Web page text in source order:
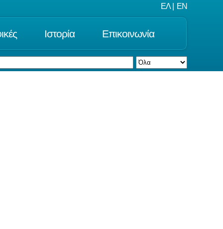
ΕΛ EN
Ιστορία Επικοινωνία